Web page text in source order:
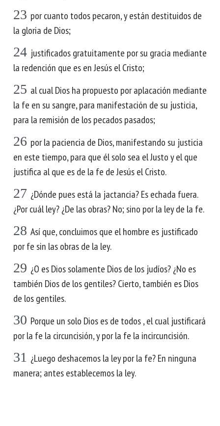
23 por cuanto todos pecaron, y están destituidos de
la gloria de Dios;
24 justificados gratuitamente por su gracia mediante
la redención que es en Jesús el Cristo;
25 al cual Dios ha propuesto por aplacación mediante
la fe en su sangre, para manifestación de su justicia,
para la remisión de los pecados pasados;
26 por la paciencia de Dios, manifestando su justicia
en este tiempo, para que él solo sea el Justo y el que
justifica al que es de la fe de Jesús el Cristo.
27 ¿Dónde pues está la jactancia? Es echada fuera.
¿Por cuál ley? ¿De las obras? No; sino por la ley de la fe.
28 Así que, concluimos que el hombre es justificado
por fe sin las obras de la ley.
29 ¿O es Dios solamente Dios de los judíos? ¿No es
también Dios de los gentiles? Cierto, también es Dios
de los gentiles.
30 Porque un solo Dios es de todos , el cual justificará
por la fe la circuncisión, y por la fe la incircuncisión.
31 ¿Luego deshacemos la ley por la fe? En ninguna
manera; antes establecemos la ley.